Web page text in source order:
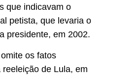
que indicavam o
petista, que levaria o
presidente, em 2002.
os fatos
de Lula, em